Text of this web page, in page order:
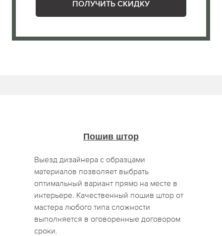
ПОЛУЧИТЬ СКИДКУ
Пошив штор
Выезд дизайнера с образцами
материалов позволяет выбрать
оптимальный вариант прямо на месте в
интерьере. Качественный пошив штор от
мастера любого типа сложности
выполняется в оговоренные договором
сроки.